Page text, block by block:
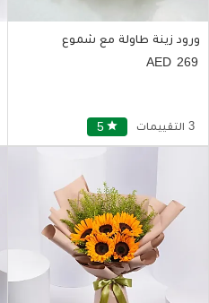
ورود زينة طاولة مع شموع
269
5 star 3 التقييمات